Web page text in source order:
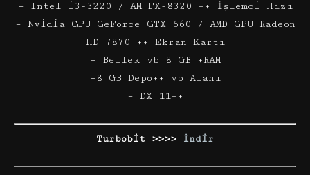
– Intel i3-3220 / AM FX-8320 ++ İşlemci Hızı
– Nvidia GPU GeForce GTX 660 / AMD GPU Radeon
HD 7870 ++ Ekran Kartı
– Bellek vb 8 GB +RAM
–8 GB Depo++ vb Alanı
– DX 11++
Turbobit >>>> İndir